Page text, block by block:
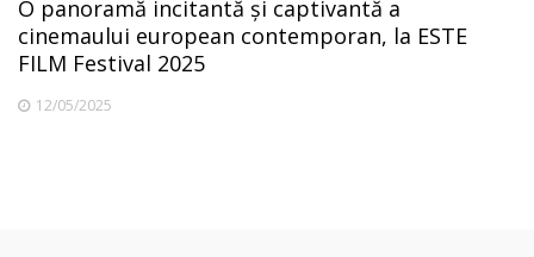
O panoramă incitantă și captivantă a
cinemaului european contemporan, la ESTE
FILM Festival 2025
12/05/2025